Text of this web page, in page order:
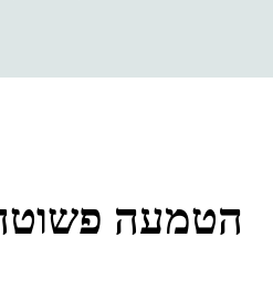
הטמעה